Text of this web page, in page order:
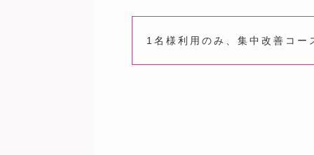
1名様利用のみ、集中改善コー